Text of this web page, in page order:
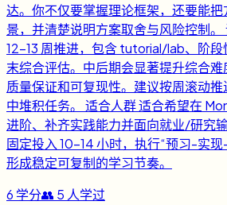
达。你不仅要掌握理论框架，还要能
景，并清楚说明方案取舍与风险控制
12-13 周推进，包含 tutorial/lab、阶段
末综合评估。中后期会显著提升综合难
质量保证和可复现性。建议按周滚动
中堆积任务。 适合人群 适合希望在
进阶、补齐实践能力并面向就业/研究
固定投入 10-14 小时，执行“预习-实现
形成稳定可复制的学习节奏。
6 学分👥 5 人学过